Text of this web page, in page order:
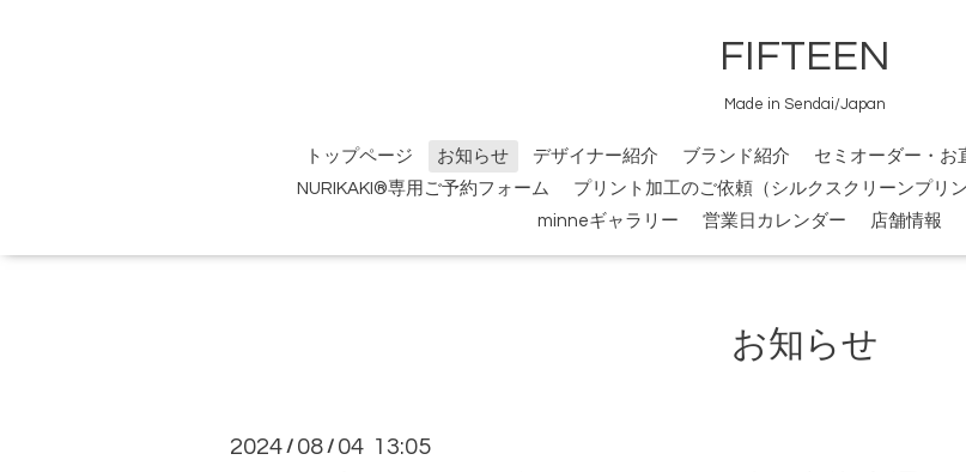
FIFTEEN
Made in Sendai/Japan
トップページ お知らせ デザイナー紹介 ブランド紹介 セミオーダー・お
NURIKAKI®専用ご予約フォーム
プリント加工のご依頼（シルクスクリーンプリン
minneギャラリー
営業日カレンダー 店舗情報
お知らせ
2024 / 08 / 04 13:05